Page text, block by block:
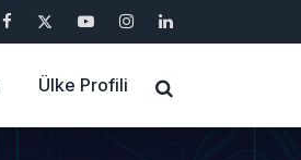
Ülke Profili